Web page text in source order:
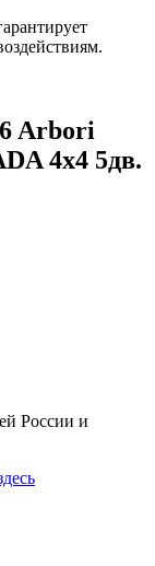
Arbori
4х4 5дв.
России и